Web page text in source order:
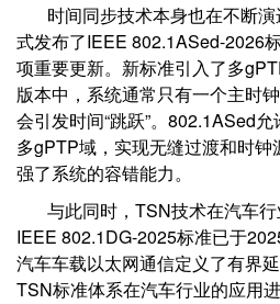
时间同步技术本身也在不断
式发布了IEEE 802.1ASed-2026
项重要更新。新标准引入了多
版本中，系统通常只有一个主时
会引发时间“跳跃”。802.1ASed
多gPTP域，实现无缝过渡和时
强了系统的容错能力。
与此同时，TSN技术在汽车行
IEEE 802.1DG-2025标准已于
汽车车载以太网通信定义了有界
TSN标准体系在汽车行业的应用